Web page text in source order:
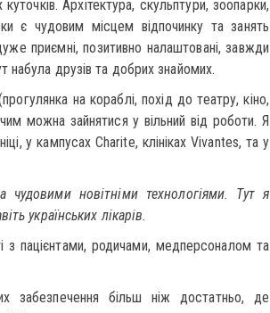
Архітектура, скульптури, зоопарки,
є чудовим місцем відпочинку та занять
приємні, позитивно налаштовані, завжди
набула друзів та добрих знайомих.
на кораблі, похід до театру, кіно,
можна зайнятися у вільний від роботи. Я
у кампусах Charite, клініках Vivantes, та у
чудовими новітніми технологіями. Тут я
українських лікарів.
з пацієнтами, родичами, медперсоналом та
забезпечення більш ніж достатньо, де